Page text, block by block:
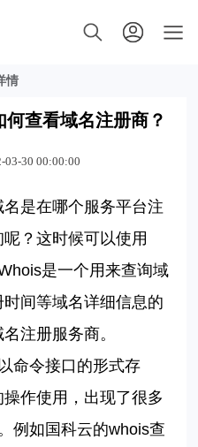
情
查看域名注册商？
03-30 00:00:00
是在哪个服务平台注
？这时候可以使用
是一个用来查询域
间等域名详细信息的
注册服务商。
命令接口的形式存
作使用，出现了很多
例如国科云的whois查